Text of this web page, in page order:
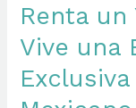
Los
Beneficios
de
Rentar
Renta un
Vive una